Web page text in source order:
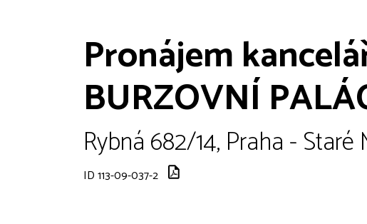
Pronájem
BURZOVNÍ
Rybná 682/14, Praha -
ID 113-09-037-2